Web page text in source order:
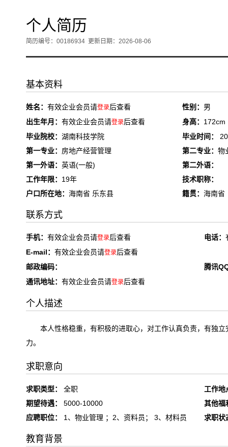
个人简历
简历编号：00186934 更新日期：2026-08-06
基本资料
姓名： 有效企业会员请登录后查看 性别： 男
出生年月： 有效企业会员请登录后查看 身高： 172cm
毕业院校： 湖南科技学院 毕业时间：
第一专业： 房地产经营管理 第二专业： 物
第一外语： 英语(一般)
第二外语：
工作年限： 19年
技术职称：
户口所在地： 海南省 乐东县 籍贯： 海南省
联系方式
手机： 有效企业会员请登录后查看 电话：
E-mail： 有效企业会员请登录后查看
邮政编码：
腾讯
通讯地址： 有效企业会员请登录后查看
个人描述
本人性格稳重，有积极的进取心，对工作认真负责，有独
力。
求职意向
求职类型： 全职
工作地
期望待遇：
5000-10000
其他福
应聘职位：
1、物业管理 ；2、资料员； 3、材料员 求职状
教育背景